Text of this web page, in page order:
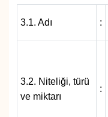
3.1. Adı :
3.2. Niteliği, türü
ve miktarı
:
MEDYA